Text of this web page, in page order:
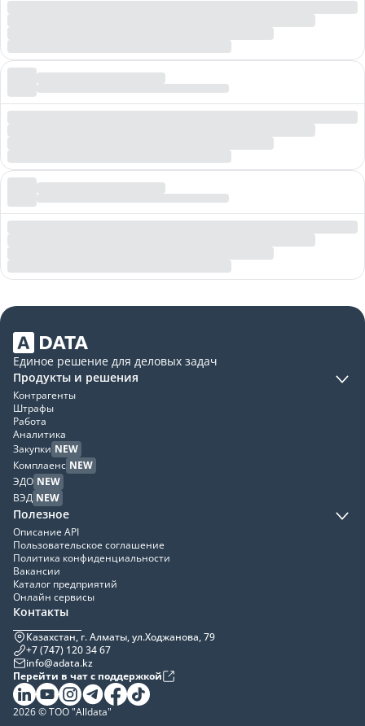
Единое решение для деловых задач
Продукты и решения
Контрагенты
Штрафы
Работа
Аналитика
Закупки NEW
Комплаенс NEW
ЭДО NEW
ВЭД NEW
Полезное
Описание API
Пользовательское соглашение
Политика конфиденциальности
Вакансии
Каталог предприятий
Онлайн сервисы
Контакты
Казахстан, г. Алматы, ул.Ходжанова, 79
+7 (747) 120 34 67
info@adata.kz
Перейти в чат с поддержкой
2026 © ТОО "Alldata"